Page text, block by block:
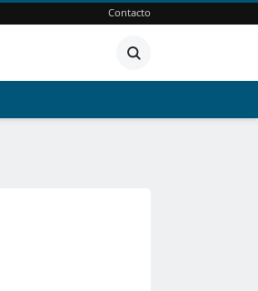
Contacto